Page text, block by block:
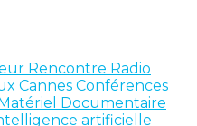
Rencontre Radio
Cannes Conférences
Documentaire
artificielle